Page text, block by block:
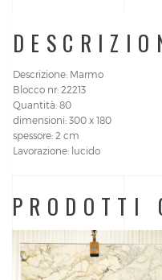
Descrizione: Marmo
Blocco nr: 22213
Quantità: 80
dimensioni: 300 x 180
spessore: 2 cm
Lavorazione: lucido
PRODOTTI